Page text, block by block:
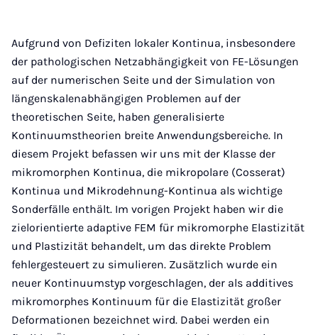
Aufgrund von Defiziten lokaler Kontinua, insbesondere
der pathologischen Netzabhängigkeit von FE-Lösungen
auf der numerischen Seite und der Simulation von
längenskalenabhängigen Problemen auf der
theoretischen Seite, haben generalisierte
Kontinuumstheorien breite Anwendungsbereiche. In
diesem Projekt befassen wir uns mit der Klasse der
mikromorphen Kontinua, die mikropolare (Cosserat)
Kontinua und Mikrodehnung-Kontinua als wichtige
Sonderfälle enthält. Im vorigen Projekt haben wir die
zielorientierte adaptive FEM für mikromorphe Elastizität
und Plastizität behandelt, um das direkte Problem
fehlergesteuert zu simulieren. Zusätzlich wurde ein
neuer Kontinuumstyp vorgeschlagen, der als additives
mikromorphes Kontinuum für die Elastizität großer
Deformationen bezeichnet wird. Dabei werden ein